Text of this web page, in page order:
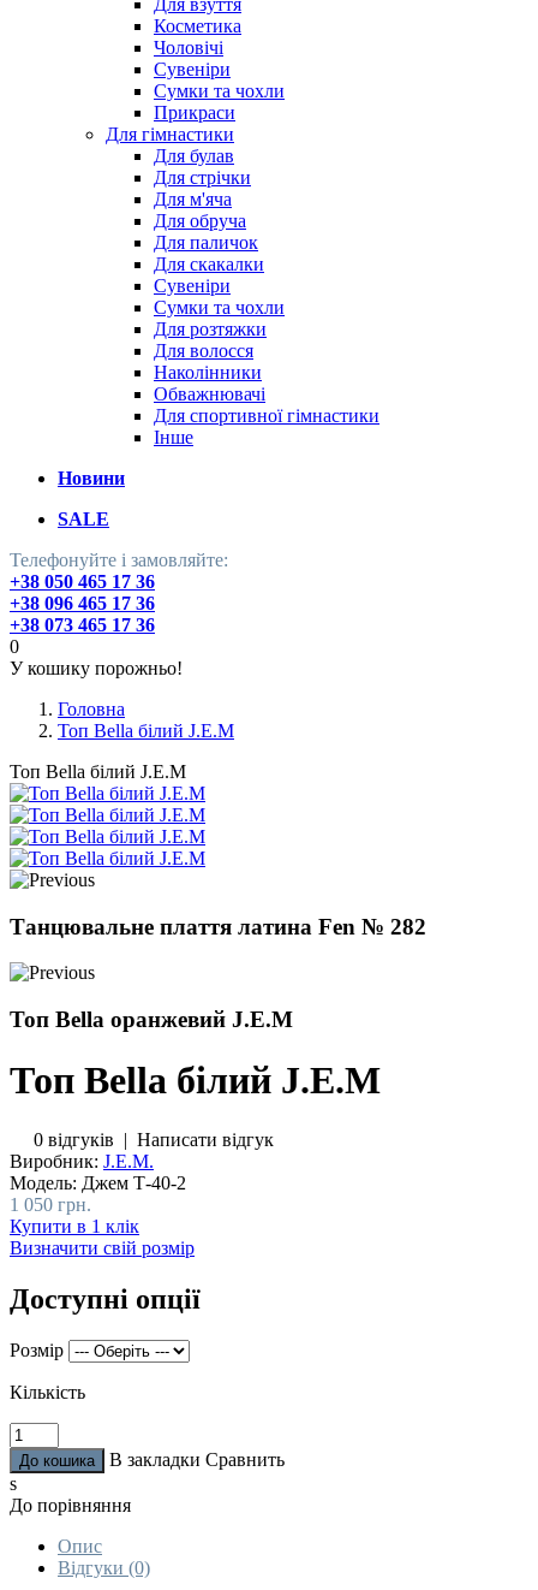
Косметика
Чоловічі
Сувеніри
Сумки та чохли
Прикраси
Для гімнастики
Для булав
Для стрічки
Для м'яча
Для обруча
Для паличок
Для скакалки
Сувеніри
Сумки та чохли
Для розтяжки
Для волосся
Наколінники
Обважнювачі
Для спортивної гімнастики
Інше
Новини
SALE
Телефонуйте і замовляйте:
+38 050 465 17 36
+38 096 465 17 36
+38 073 465 17 36
0
У кошику порожньо!
Головна
Топ Bella білий J.E.M
Топ Bella білий J.E.M
Танцювальне плаття латина Fen № 282
Топ Bella оранжевий J.E.M
Топ Bella білий J.E.M
0 відгуків | Написати відгук
Виробник: J.E.M.
Модель: Джем Т-40-2
1 050 грн.
Купити в 1 клік
Визначити свій розмір
Доступні опції
Розмір
Кількість
В закладки Сравнить
s
До порівняння
Опис
Відгуки (0)